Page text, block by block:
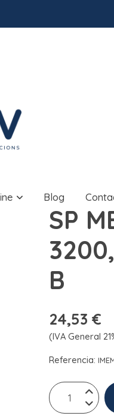
Blog
SP
B
24,53 €
(IVA General
Referencia: